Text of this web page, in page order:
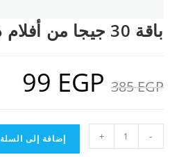
باقة 30 جيجا من أفلام ديزني والكرتون
385EGP
السعر
الأصلي
هو: 99 EGP
باقة
-
+ إضافة إلى السلة